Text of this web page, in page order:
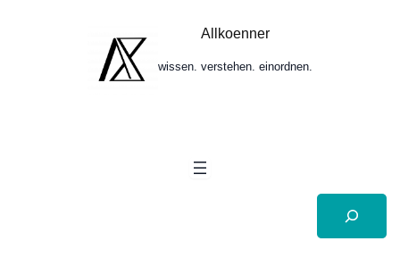
Allkoenner
wissen. verstehen. einordnen.
Suchen